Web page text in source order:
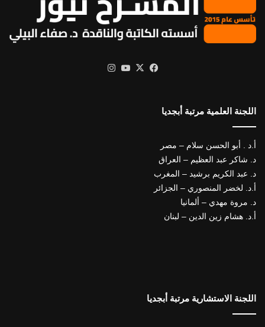
فيسبوك
X يوتيوب
اللجنة العلمية مرتبة أبجديا
أ.د . أبو الحسن سلام – مصر
د. شاكر عبد العظيم – العراق
د. عبد الكريم برشيد – المغرب
أ.د. لخضر المنصوري – الجزائر
د. مروة مهدي – ألمانيا
أ.د. هشام زين الدين – لبنان
اللجنة الاستشارية مرتبة أبجديا